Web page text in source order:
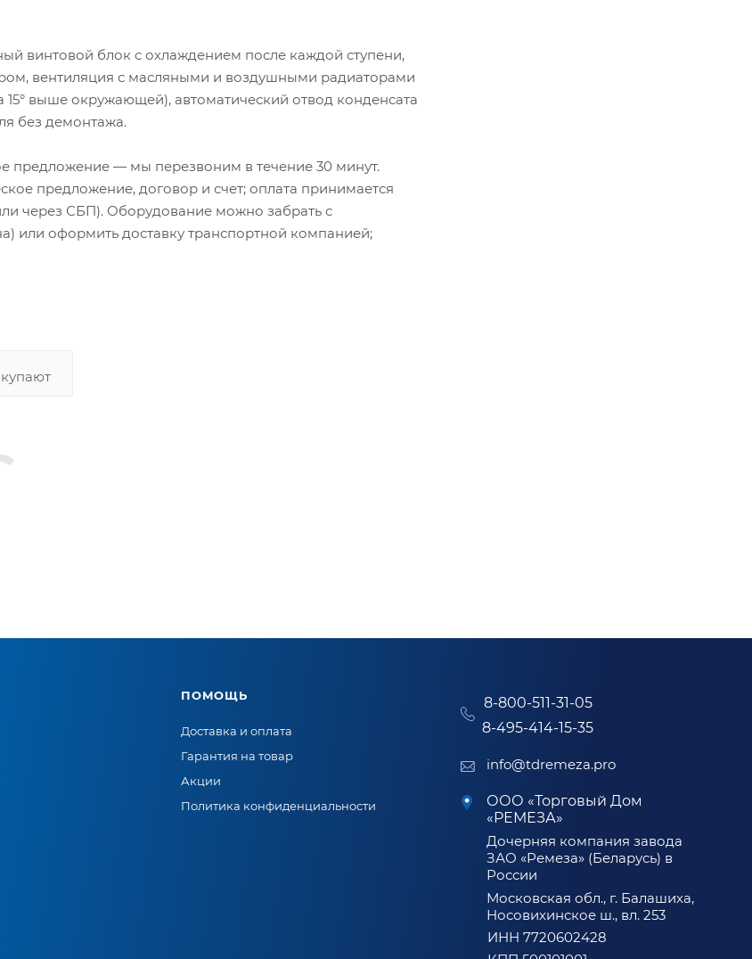
винтовой блок с охлаждением после каждой ступени,
вентиляция с масляными и воздушными радиаторами
выше окружающей), автоматический отвод конденсата
без демонтажа.
предложение — мы перезвоним в течение 30 минут.
предложение, договор и счет; оплата принимается
через СБП). Оборудование можно забрать с
или оформить доставку транспортной компанией;
ПОМОЩЬ
Доставка и оплата
Гарантия на товар
Акции
Политика конфиденциальности
8-800-511-31-05
8-495-414-15-35
info@tdremeza.pro
ООО «Торговый Дом
«РЕМЕЗА»
Дочерняя компания завода
ЗАО «Ремеза» (Беларусь) в
России
Московская обл., г. Балашиха,
Носовихинское ш., вл. 253
ИНН 7720602428